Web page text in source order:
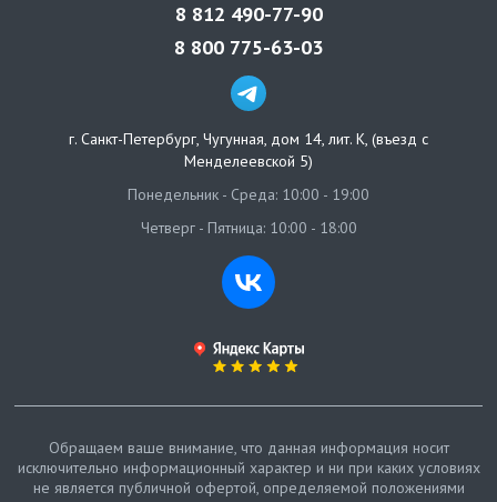
8 812 490-77-90
8 800 775-63-03
г. Санкт-Петербург, Чугунная, дом 14, лит. К, (въезд с
Менделеевской 5)
Понедельник - Среда: 10:00 - 19:00
Четверг - Пятница: 10:00 - 18:00
Обращаем ваше внимание, что данная информация носит
исключительно информационный характер и ни при каких условиях
не является публичной офертой, определяемой положениями